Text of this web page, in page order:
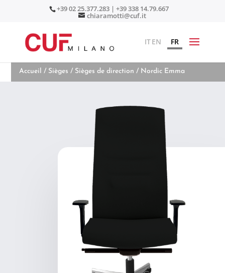
+39 02 25.377.283 | +39 338 14.79.667
chiaramotti@cuf.it
ITEN FR
Accueil / Sièges / Sièges de direction / Nordic Emma